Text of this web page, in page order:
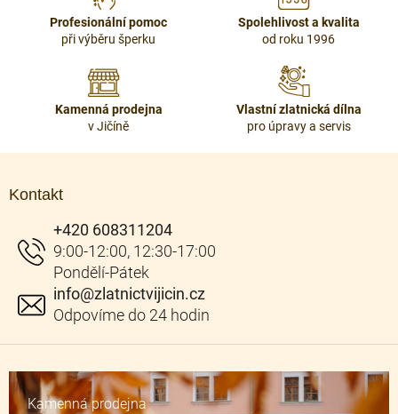
Profesionální pomoc
při výběru šperku
Spolehlivost a kvalita
od roku 1996
Kamenná prodejna
v Jičíně
Vlastní zlatnická dílna
pro úpravy a servis
Kontakt
info@zlatnictvijicin.cz
+420 608311204
Kamenná prodejna